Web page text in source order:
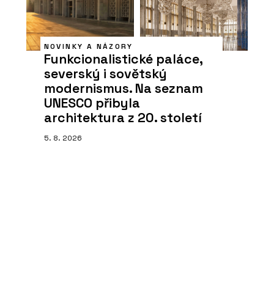
NOVINKY A NÁZORY
Funkcionalistické paláce,
severský i sovětský
modernismus. Na seznam
UNESCO přibyla
architektura z 20. století
5. 8. 2026